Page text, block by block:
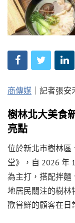
商傳媒 ｜記者張
樹林北大美食
亮點
位於新北市樹林區
堂》，自 2026 年
為主打，搭配拌麵
地居民關注的樹林
歡嘗鮮的顧客在日